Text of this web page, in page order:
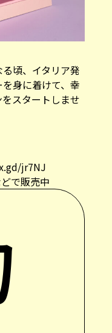
頃、イタリア発
身に着けて、幸
スタートしませ
jr7NJ
で販売中